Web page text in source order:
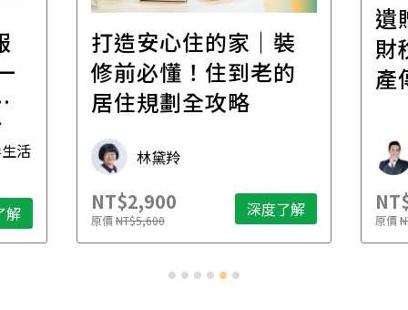
活
解
打造安心住的家｜裝
修前必懂！住到老的
居住規劃全攻略
林黛羚
NT$2,900
原價NT$5,600 深度了解
遺
財
產
原價